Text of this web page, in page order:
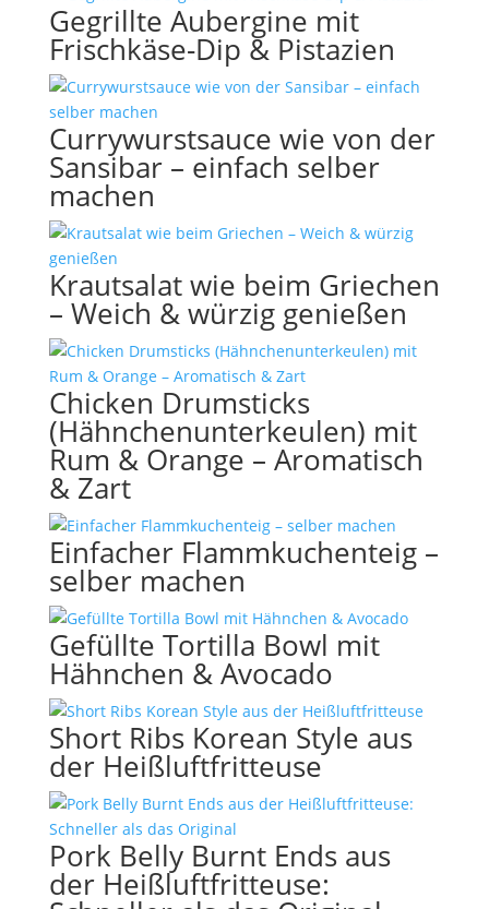
Gegrillte Aubergine mit
Frischkäse-Dip & Pistazien
Currywurstsauce wie von der
Sansibar – einfach selber
machen
Krautsalat wie beim Griechen
– Weich & würzig genießen
Chicken Drumsticks
(Hähnchenunterkeulen) mit
Rum & Orange – Aromatisch
& Zart
Einfacher Flammkuchenteig –
selber machen
Gefüllte Tortilla Bowl mit
Hähnchen & Avocado
Short Ribs Korean Style aus
der Heißluftfritteuse
Pork Belly Burnt Ends aus
der Heißluftfritteuse: